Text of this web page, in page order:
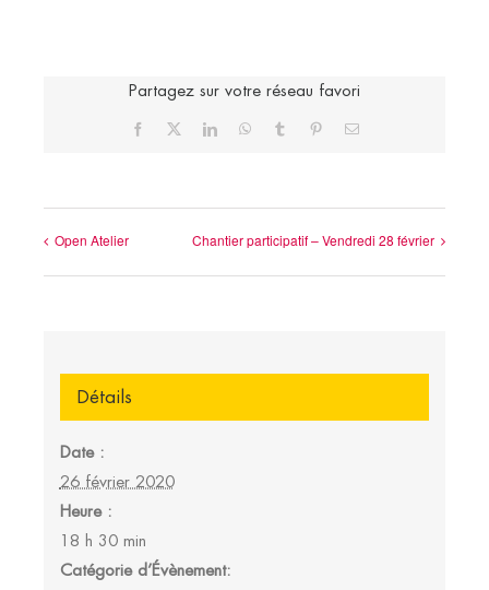
Partagez sur votre réseau favori
Facebook
X LinkedInWhatsApp
TumblrPinterestEmail
Open Atelier Chantier participatif – Vendredi 28 février
Détails
Date :
26 février 2020
Heure :
18 h 30 min
Catégorie d’Évènement: